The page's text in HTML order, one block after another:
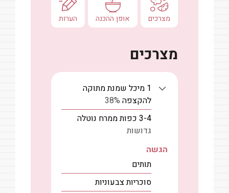
מצרכים אופן ההכנה הערות
מצרכים
1 מיכל שמנת מתוקה
להקצפה 38%
3-4 כפותממרח נוטלה
גדושות
הגשה
תותים
סוכריות צבעוניות